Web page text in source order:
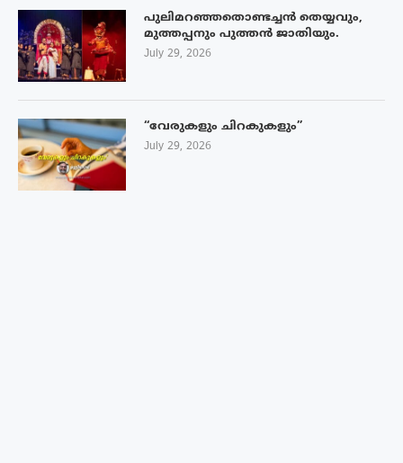
പുലിമറഞ്ഞതൊണ്ടച്ചൻ തെയ്യവും,
മുത്തപ്പനും പുത്തൻ ജാതിയും.
July 29, 2026
“വേരുകളും ചിറകുകളും”
July 29, 2026